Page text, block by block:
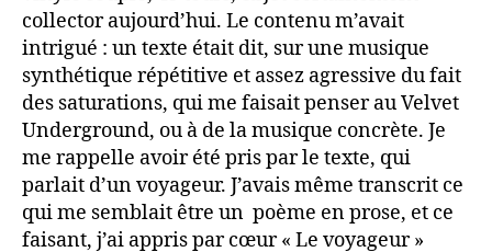
collector aujourd’hui. Le contenu m’avait
intrigué : un texte était dit, sur une musique
synthétique répétitive et assez agressive du fait
des saturations, qui me faisait penser au Velvet
Underground, ou à de la musique concrète. Je
me rappelle avoir été pris par le texte, qui
parlait d’un voyageur. J’avais même transcrit ce
qui me semblait être un poème en prose, et ce
faisant, j’ai appris par cœur « Le voyageur »